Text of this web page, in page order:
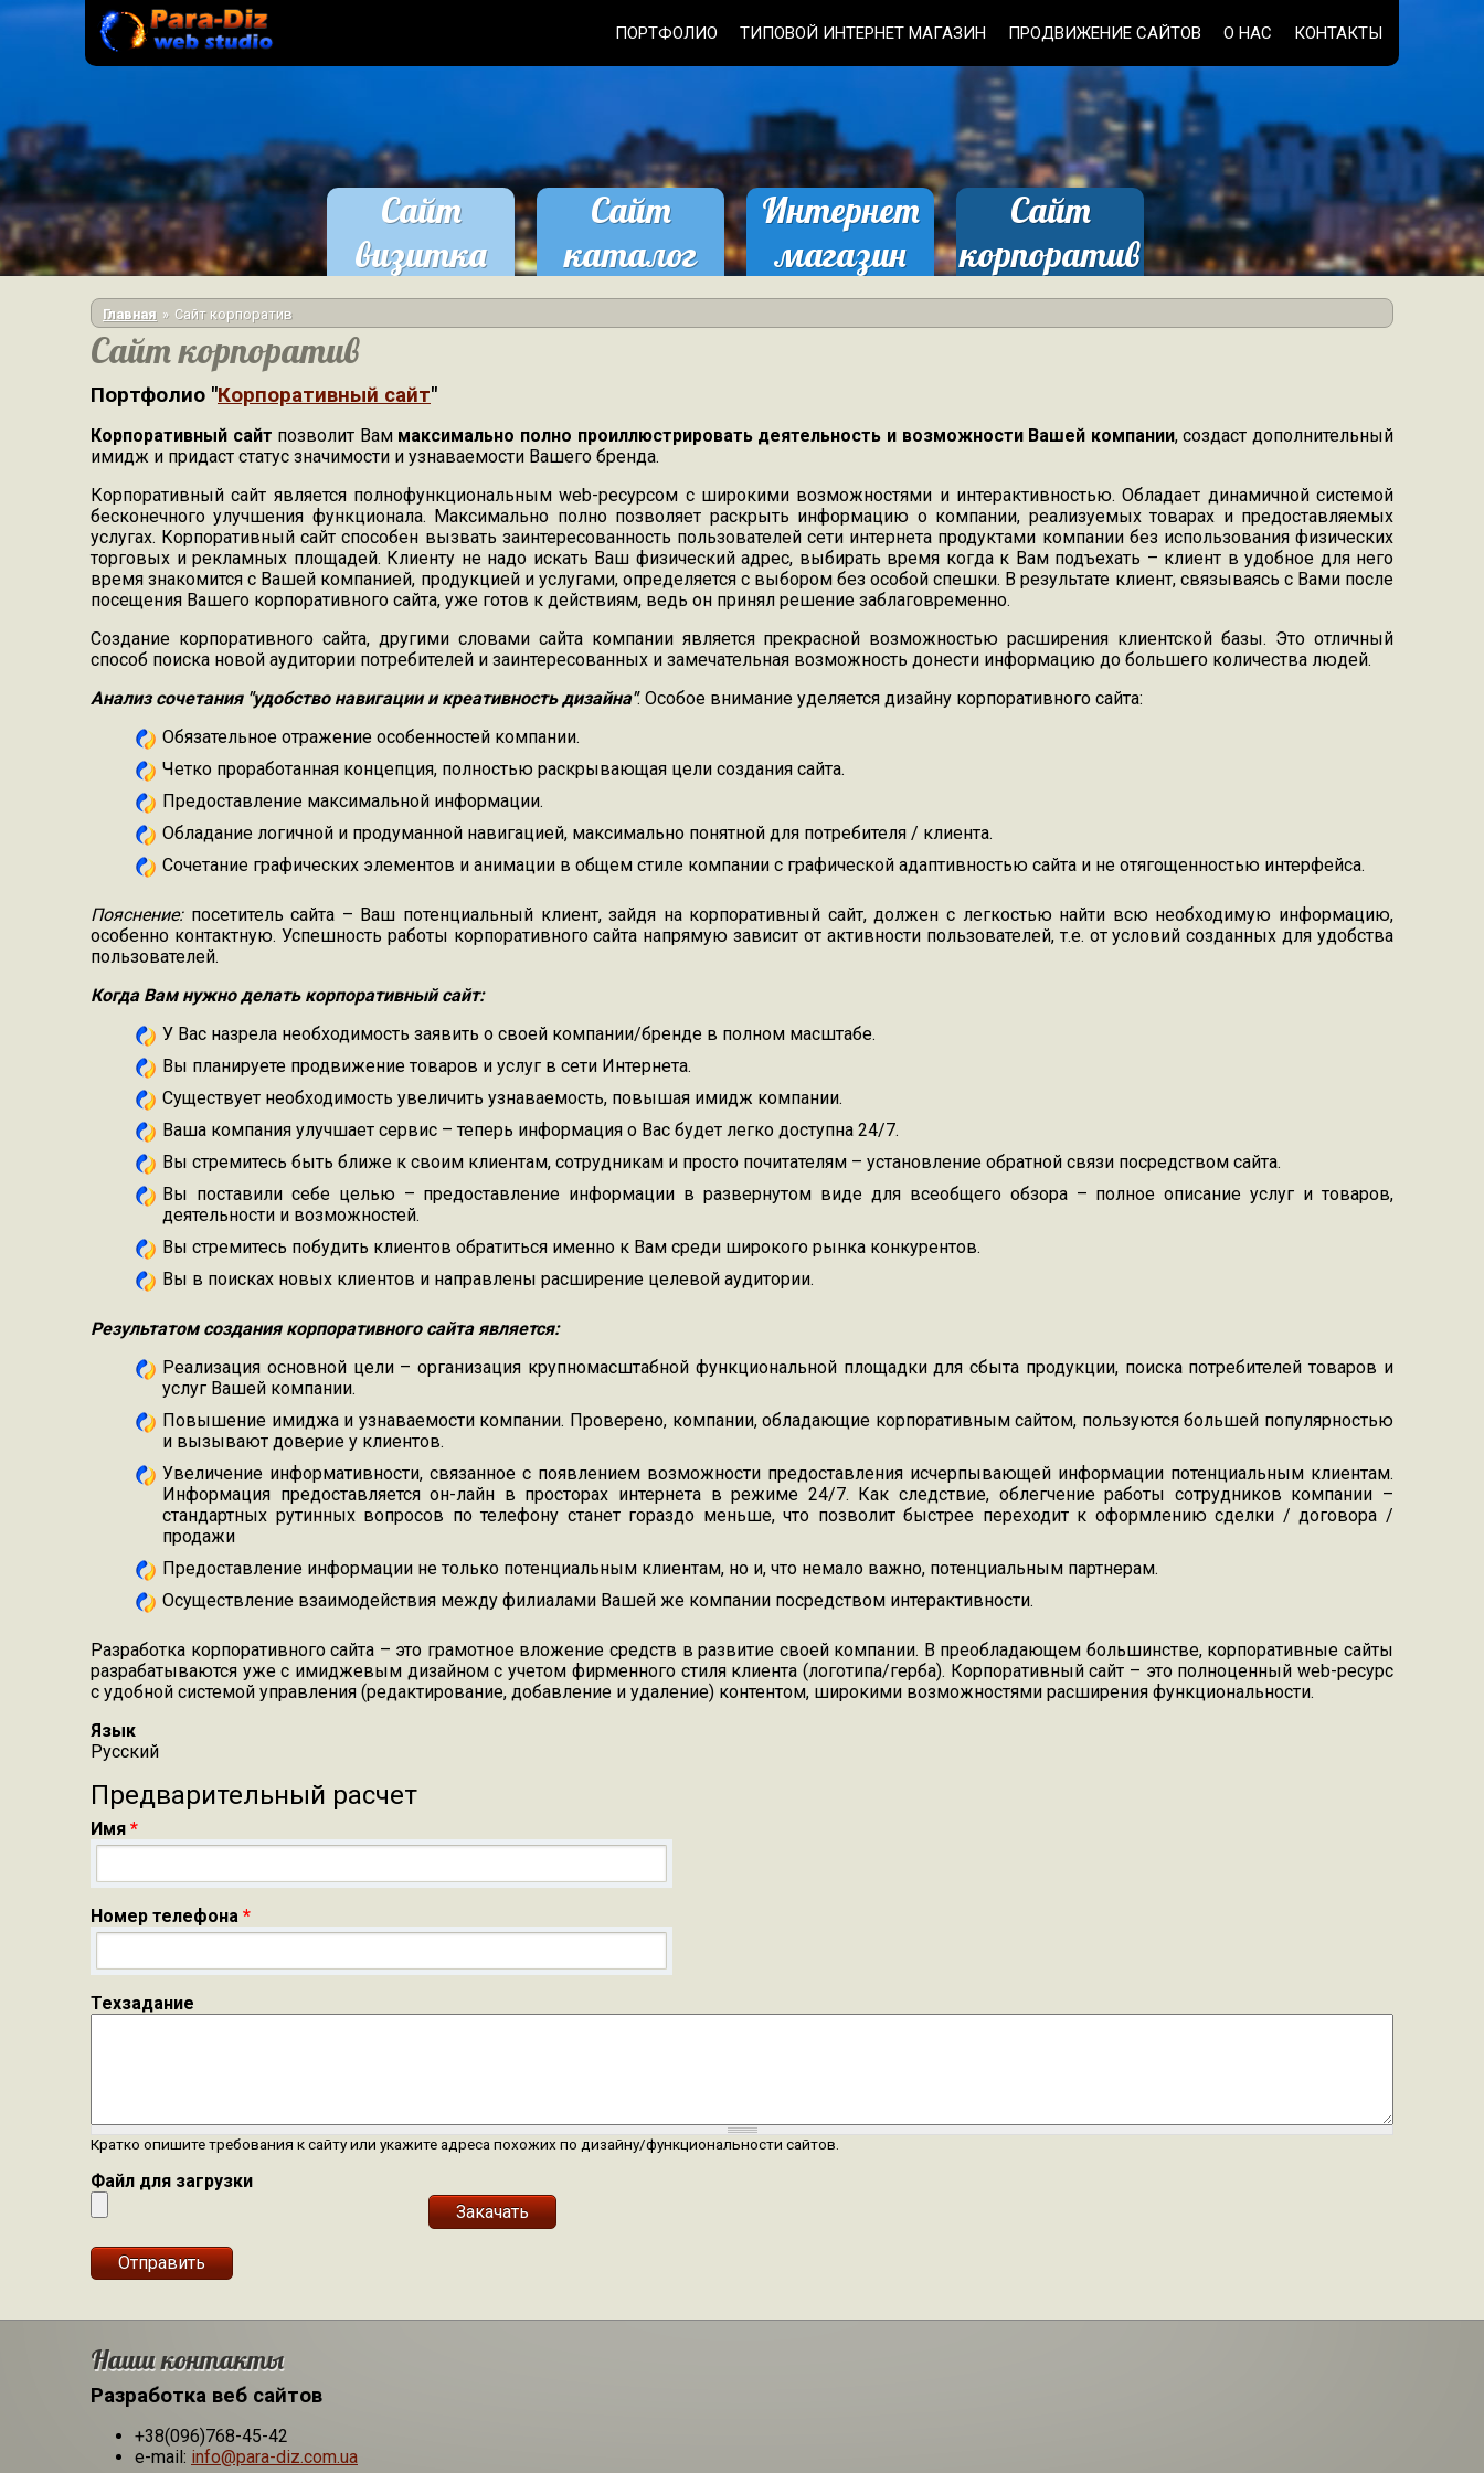
Перейти к основному содержанию
ПОРТФОЛИО ТИПОВОЙ ИНТЕРНЕТ МАГАЗИН ПРОДВИЖЕНИЕ САЙТОВ О НАС КОНТАКТЫ
Сайт
визитка
заказать
Сайт
каталог
заказать
Интернет
магазин
заказать
Сайт
корпоратив
заказать
Вы здесь
Главная Сайт корпоратив
Сайт корпоратив
Портфолио "Корпоративный сайт"
Корпоративный сайт позволит Вам максимально полно проиллюстрировать деятельность и возможности Вашей компании, создаст дополнительный
имидж и придаст статус значимости и узнаваемости Вашего бренда.
Корпоративный сайт является полнофункциональным web-ресурсом с широкими возможностями и интерактивностью. Обладает динамичной системой
бесконечного улучшения функционала. Максимально полно позволяет раскрыть информацию о компании, реализуемых товарах и предоставляемых
услугах. Корпоративный сайт способен вызвать заинтересованность пользователей сети интернета продуктами компании без использования физических
торговых и рекламных площадей. Клиенту не надо искать Ваш физический адрес, выбирать время когда к Вам подъехать – клиент в удобное для него
время знакомится с Вашей компанией, продукцией и услугами, определяется с выбором без особой спешки. В результате клиент, связываясь с Вами после
посещения Вашего корпоративного сайта, уже готов к действиям, ведь он принял решение заблаговременно.
Создание корпоративного сайта, другими словами сайта компании является прекрасной возможностью расширения клиентской базы. Это отличный
способ поиска новой аудитории потребителей и заинтересованных и замечательная возможность донести информацию до большего количества людей.
Анализ сочетания "удобство навигации и креативность дизайна". Особое внимание уделяется дизайну корпоративного сайта:
Обязательное отражение особенностей компании.
Четко проработанная концепция, полностью раскрывающая цели создания сайта.
Предоставление максимальной информации.
Обладание логичной и продуманной навигацией, максимально понятной для потребителя / клиента.
Сочетание графических элементов и анимации в общем стиле компании с графической адаптивностью сайта и не отягощенностью интерфейса.
Пояснение:посетитель сайта – Ваш потенциальный клиент, зайдя на корпоративный сайт, должен с легкостью найти всю необходимую информацию,
особенно контактную. Успешность работы корпоративного сайта напрямую зависит от активности пользователей, т.е. от условий созданных для удобства
пользователей.
Когда Вам нужно делать корпоративный сайт:
У Вас назрела необходимость заявить о своей компании/бренде в полном масштабе.
Вы планируете продвижение товаров и услуг в сети Интернета.
Существует необходимость увеличить узнаваемость, повышая имидж компании.
Ваша компания улучшает сервис – теперь информация о Вас будет легко доступна 24/7.
Вы стремитесь быть ближе к своим клиентам, сотрудникам и просто почитателям – установление обратной связи посредством сайта.
Вы поставили себе целью – предоставление информации в развернутом виде для всеобщего обзора – полное описание услуг и товаров,
деятельности и возможностей.
Вы стремитесь побудить клиентов обратиться именно к Вам среди широкого рынка конкурентов.
Вы в поисках новых клиентов и направлены расширение целевой аудитории.
Результатом создания корпоративного сайта является:
Реализация основной цели – организация крупномасштабной функциональной площадки для сбыта продукции, поиска потребителей товаров и
услуг Вашей компании.
Повышение имиджа и узнаваемости компании. Проверено, компании, обладающие корпоративным сайтом, пользуются большей популярностью
и вызывают доверие у клиентов.
Увеличение информативности, связанное с появлением возможности предоставления исчерпывающей информации потенциальным клиентам.
Информация предоставляется он-лайн в просторах интернета в режиме 24/7. Как следствие, облегчение работы сотрудников компании –
стандартных рутинных вопросов по телефону станет гораздо меньше, что позволит быстрее переходит к оформлению сделки / договора /
продажи
Предоставление информации не только потенциальным клиентам, но и, что немало важно, потенциальным партнерам.
Осуществление взаимодействия между филиалами Вашей же компании посредством интерактивности.
Разработка корпоративного сайта – это грамотное вложение средств в развитие своей компании. В преобладающем большинстве, корпоративные сайты
разрабатываются уже с имиджевым дизайном с учетом фирменного стиля клиента (логотипа/герба). Корпоративный сайт – это полноценный web-ресурс
с удобной системой управления (редактирование, добавление и удаление) контентом, широкими возможностями расширения функциональности.
Язык
Русский
Предварительный расчет
Имя *
Номер телефона *
Техзадание
Кратко опишите требования к сайту или укажите адреса похожих по дизайну/функциональности сайтов.
Файл для загрузки
Наши контакты
Разработка веб сайтов
+38(096)768-45-42
e-mail: info@para-diz.com.ua